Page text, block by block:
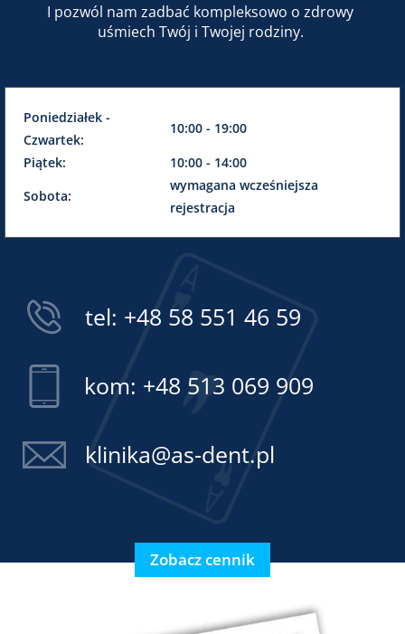
I pozwól nam zadbać kompleksowo o zdrowy
uśmiech Twój i Twojej rodziny.
Poniedziałek -
Czwartek:
10:00 - 19:00
Piątek:
10:00 - 14:00
Sobota:
wymagana wcześniejsza
rejestracja
tel: +48 58 551 46 59
kom: +48 513 069 909
klinika@as-dent.pl
Zobacz cennik